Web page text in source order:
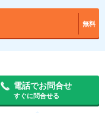
無料
電話でお問合せ
すぐに問合せる